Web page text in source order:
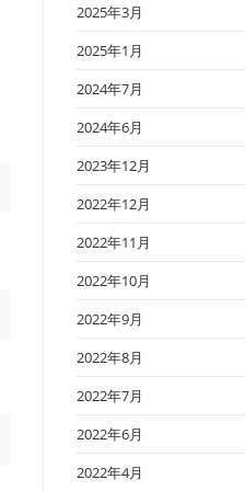
2025年3月
2025年1月
2024年7月
2024年6月
2023年12月
2022年12月
2022年11月
2022年10月
2022年9月
2022年8月
2022年7月
2022年6月
2022年4月